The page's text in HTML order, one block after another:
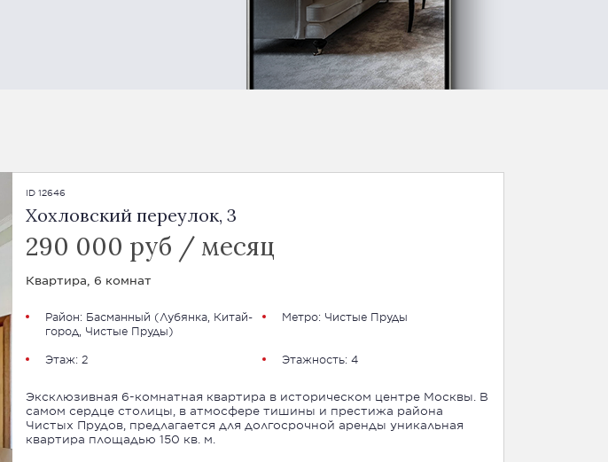
ID 12646
Хохловский переулок, 3
290 000 руб / месяц
Квартира, 6 комнат
Район: Басманный (Лубянка, Китай-
город, Чистые Пруды)
Метро: Чистые Пруды
Этаж: 2 Этажность: 4
Эксклюзивная 6-комнатная квартира в историческом центре Москвы. В
самом сердце столицы, в атмосфере тишины и престижа района
Чистых Прудов, предлагается для долгосрочной аренды уникальная
квартира площадью 150 кв. м.